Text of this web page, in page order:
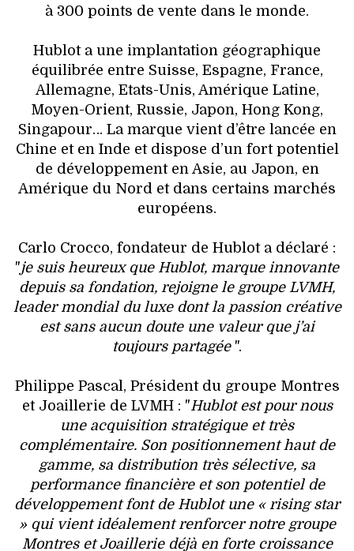
à 300 points de vente dans le monde.
Hublot a une implantation géographique
équilibrée entre Suisse, Espagne, France,
Allemagne, Etats-Unis, Amérique Latine,
Moyen-Orient, Russie, Japon, Hong Kong,
Singapour… La marque vient d’être lancée en
Chine et en Inde et dispose d’un fort potentiel
de développement en Asie, au Japon, en
Amérique du Nord et dans certains marchés
européens.
Carlo Crocco, fondateur de Hublot a déclaré :
"je suis heureux que Hublot, marque innovante
depuis sa fondation, rejoigne le groupe LVMH,
leader mondial du luxe dont la passion créative
est sans aucun doute une valeur que j’ai
toujours partagée".
Philippe Pascal, Président du groupe Montres
et Joaillerie de LVMH : "Hublot est pour nous
une acquisition stratégique et très
complémentaire. Son positionnement haut de
gamme, sa distribution très sélective, sa
performance financière et son potentiel de
développement font de Hublot une « rising star
» qui vient idéalement renforcer notre groupe
Montres et Joaillerie déjà en forte croissance